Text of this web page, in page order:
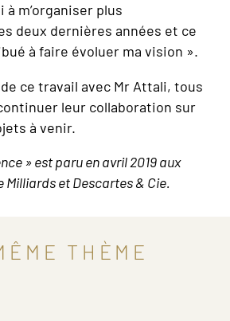
à m’organiser plus
deux dernières années et ce
à faire évoluer ma vision ».
ce travail avec Mr Attali, tous
leur collaboration sur
à venir.
» est paru en avril 2019 aux
Milliards et Descartes & Cie.
THÈME